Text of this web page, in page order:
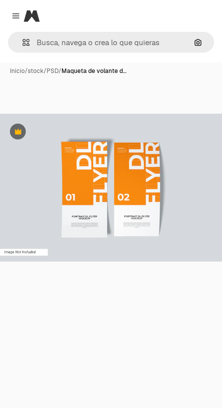
Close menu
Magnific
Inicio/stock/PSD/Maqueta de volante d…
Premium